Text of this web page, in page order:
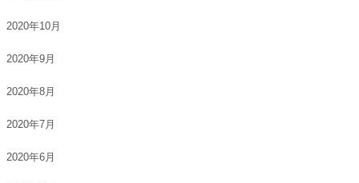
2020年10月
2020年9月
2020年8月
2020年7月
2020年6月